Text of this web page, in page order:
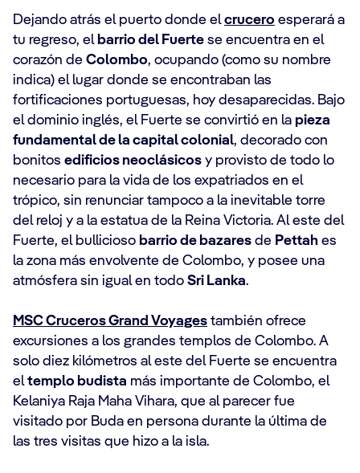
Dejando atrás el puerto donde elcrucero esperará a
tu regreso, el barrio del Fuerte se encuentra en el
corazón de Colombo, ocupando (como su nombre
indica) el lugar donde se encontraban las
fortificaciones portuguesas, hoy desaparecidas. Bajo
el dominio inglés, el Fuerte se convirtió en la pieza
fundamental de la capital colonial, decorado con
bonitos edificios neoclásicos y provisto de todo lo
necesario para la vida de los expatriados en el
trópico, sin renunciar tampoco a la inevitable torre
del reloj y a la estatua de la Reina Victoria. Al este del
Fuerte, el bullicioso barrio de bazares de Pettah es
la zona más envolvente de Colombo, y posee una
atmósfera sin igual en todo Sri Lanka.
MSC Cruceros Grand Voyages también ofrece
excursiones a los grandes templos de Colombo. A
solo diez kilómetros al este del Fuerte se encuentra
eltemplo budista más importante de Colombo, el
Kelaniya Raja Maha Vihara, que al parecer fue
visitado por Buda en persona durante la última de
las tres visitas que hizo a la isla.